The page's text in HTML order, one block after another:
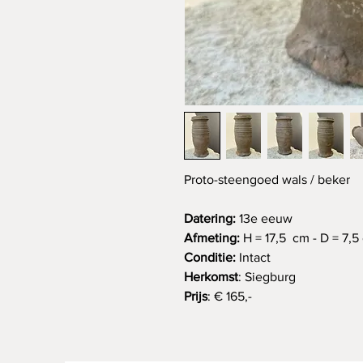
Proto-steengoed wals / beker
Datering: 13e eeuw
Afmeting: H = 17,5 cm - D = 7,5
Conditie: Intact
Herkomst: Siegburg
Prijs: € 165,-